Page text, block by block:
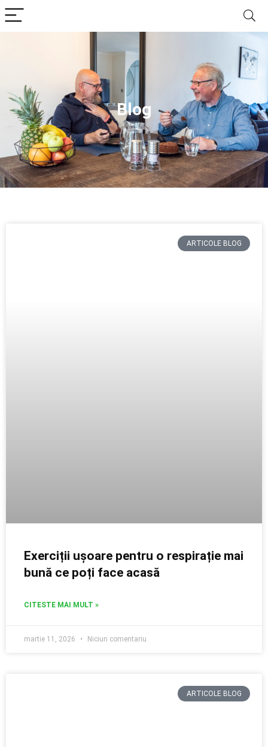
Blog
ARTICOLE BLOG
Exerciții ușoare pentru o respirație mai
bună ce poți face acasă
CITESTE MAI MULT »
martie 11, 2026 Niciun comentariu
ARTICOLE BLOG